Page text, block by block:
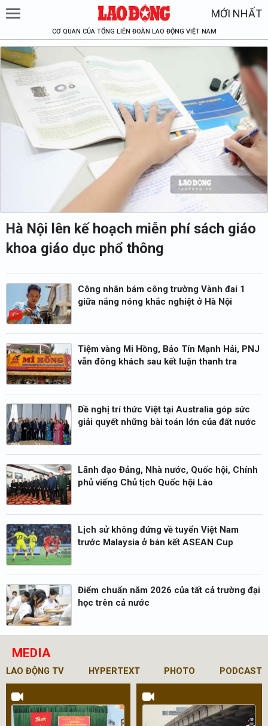
MỚI NHẤT
CƠ QUAN CỦA TỔNG LIÊN ĐOÀN LAO ĐỘNG VIỆT NAM
Hà Nội lên kế hoạch miễn phí sách giáo
khoa giáo dục phổ thông
Công nhân bám công trường Vành đai 1
giữa nắng nóng khắc nghiệt ở Hà Nội
Tiệm vàng Mi Hồng, Bảo Tín Mạnh Hải, PNJ
vẫn đông khách sau kết luận thanh tra
Đề nghị trí thức Việt tại Australia góp sức
giải quyết những bài toán lớn của đất nước
Lãnh đạo Đảng, Nhà nước, Quốc hội, Chính
phủ viếng Chủ tịch Quốc hội Lào
Lịch sử không đứng về tuyển Việt Nam
trước Malaysia ở bán kết ASEAN Cup
Điểm chuẩn năm 2026 của tất cả trường đại
học trên cả nước
MEDIA
LAO ĐỘNG TV HYPERTEXT PHOTO PODCAST